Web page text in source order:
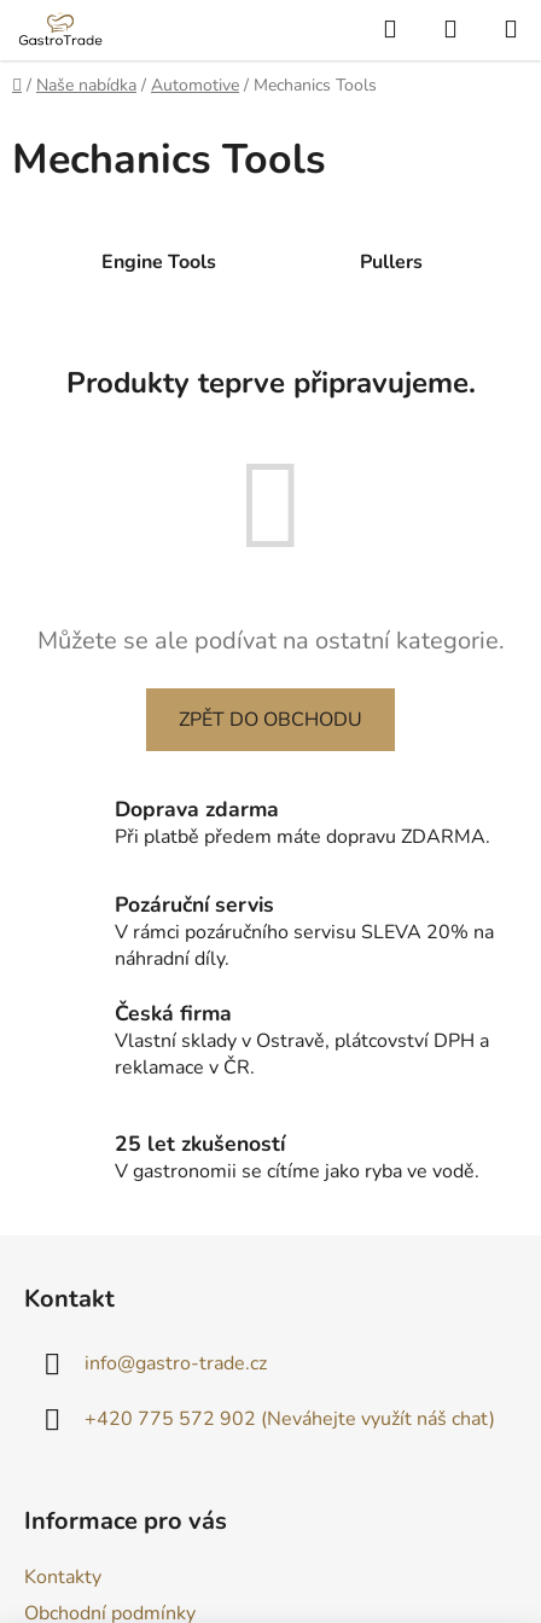
obsah
Hledat
KOŠÍK
Domů
/ Naše nabídka / Automotive / Mechanics Tools
Mechanics Tools
Engine Tools Pullers
Produkty teprve připravujeme.
Můžete se ale podívat na ostatní kategorie.
ZPĚT DO OBCHODU
Doprava zdarma
Při platbě předem máte dopravu ZDARMA.
Pozáruční servis
V rámci pozáručního servisu SLEVA 20% na
náhradní díly.
Česká firma
Vlastní sklady v Ostravě, plátcovství DPH a
reklamace v ČR.
25 let zkušeností
V gastronomii se cítíme jako ryba ve vodě.
Kontakt
info@gastro-trade.cz
+420 775 572 902 (Neváhejte využít náš chat)
Informace pro vás
Kontakty
Obchodní podmínky